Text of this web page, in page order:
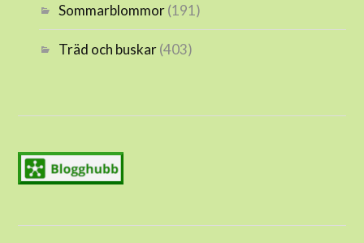
Sommarblommor(191)
Träd och buskar(403)